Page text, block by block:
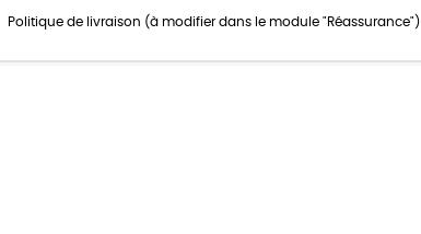
Politique de livraison (à modifier dans le module "Réassurance")